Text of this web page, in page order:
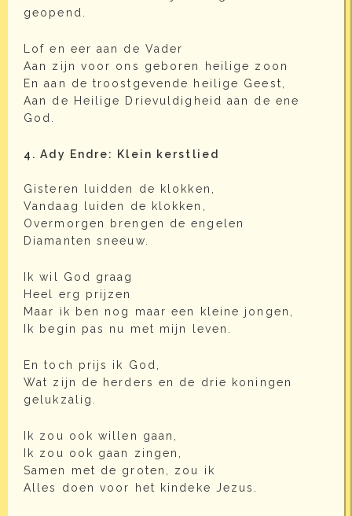
geopend.
Lof en eer aan de Vader
Aan zijn voor ons geboren heilige zoon
En aan de troostgevende heilige Geest,
Aan de Heilige Drievuldigheid aan de ene
God.
4. Ady Endre: Klein kerstlied
Gisteren luidden de klokken,
Vandaag luiden de klokken,
Overmorgen brengen de engelen
Diamanten sneeuw.
Ik wil God graag
Heel erg prijzen
Maar ik ben nog maar een kleine jongen,
Ik begin pas nu met mijn leven.
En toch prijs ik God,
Wat zijn de herders en de drie koningen
gelukzalig.
Ik zou ook willen gaan,
Ik zou ook gaan zingen,
Samen met de groten, zou ik
Alles doen voor het kindeke Jezus.